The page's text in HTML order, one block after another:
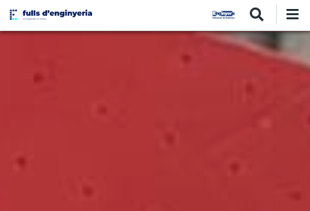
Vés
contingut